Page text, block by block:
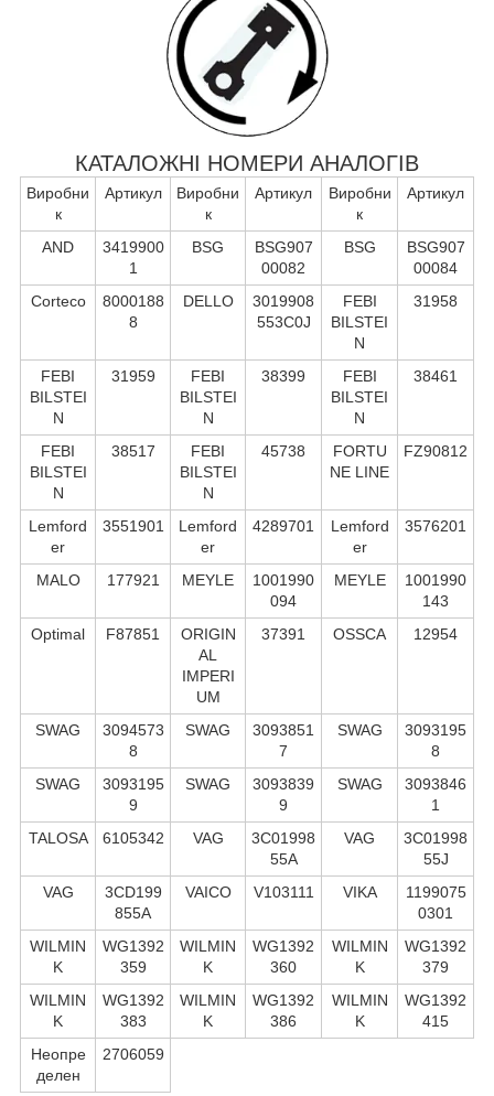
КАТАЛОЖНІ НОМЕРИ АНАЛОГІВ
Виробни
к
Артикул
Виробни
к
Артикул
Виробни
к
Артикул
AND
3419900
1
BSG
BSG907
00082
BSG
BSG907
00084
Corteco
8000188
8
DELLO
3019908
553C0J
FEBI
BILSTEI
N
31958
FEBI
BILSTEI
N
31959
FEBI
BILSTEI
N
38399
FEBI
BILSTEI
N
38461
FEBI
BILSTEI
N
38517
FEBI
BILSTEI
N
45738
FORTU
NE LINE
FZ90812
Lemford
er
3551901
Lemford
er
4289701
Lemford
er
3576201
MALO 177921 MEYLE
1001990
094
MEYLE
1001990
143
Optimal
F87851
ORIGIN
AL
IMPERI
UM
37391 OSSCA 12954
SWAG
3094573
8
SWAG
3093851
7
SWAG
3093195
8
SWAG
3093195
9
SWAG
3093839
9
SWAG
3093846
1
TALOSA
6105342 VAG
3C01998
55A
VAG
3C01998
55J
VAG
3CD199
855A
VAICO V103111 VIKA
1199075
0301
WILMIN
K
WG1392
359
WILMIN
K
WG1392
360
WILMIN
K
WG1392
379
WILMIN
K
WG1392
383
WILMIN
K
WG1392
386
WILMIN
K
WG1392
415
Неопре
делен
2706059